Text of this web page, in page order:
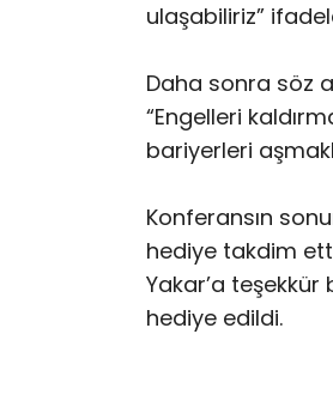
ulaşabiliriz”
Daha sonra söz
“Engelleri
bariyerleri
Konferansın
hediye takdim
Yakar’a
hediye edildi.